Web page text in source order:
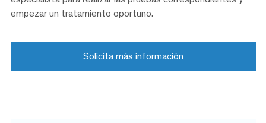
empezar un tratamiento oportuno.
Solicita más información